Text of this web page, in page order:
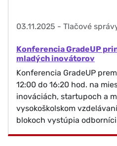
03.11.2025 - Tlačové
Konferencia GradeUP
mladých inovátorov
Konferencia GradeUP
12:00 do 16:20 hod. na
inováciách, startupoch a
vysokoškolskom
blokoch vystúpia